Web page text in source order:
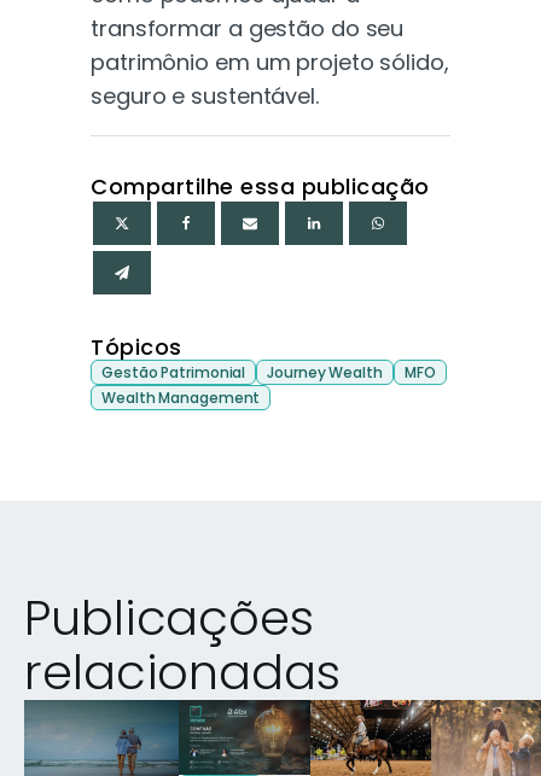
transformar a gestão do seu
patrimônio em um projeto sólido,
seguro e sustentável.
Compartilhe essa publicação
Tópicos
Gestão Patrimonial Journey Wealth
MFO
Wealth Management
Publicações
relacionadas